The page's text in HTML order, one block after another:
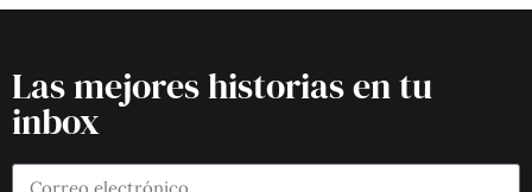
Las mejores historias en tu
inbox